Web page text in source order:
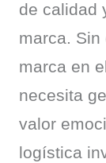
de calidad
marca. Sin
marca en
necesita
valor